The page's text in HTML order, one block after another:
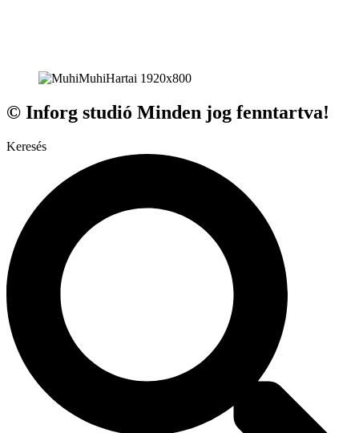
© Inforg studió Minden jog fenntartva!
Keresés